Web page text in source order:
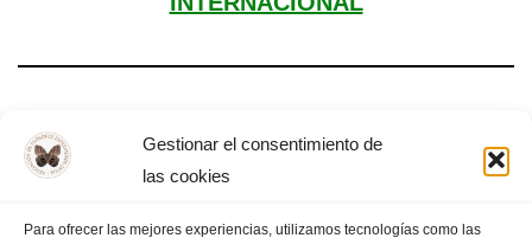
Gestionar el consentimiento de
las cookies
Para ofrecer las mejores experiencias, utilizamos tecnologías como las
Día Mundial de la Filosofía – Almendralejo,
2025